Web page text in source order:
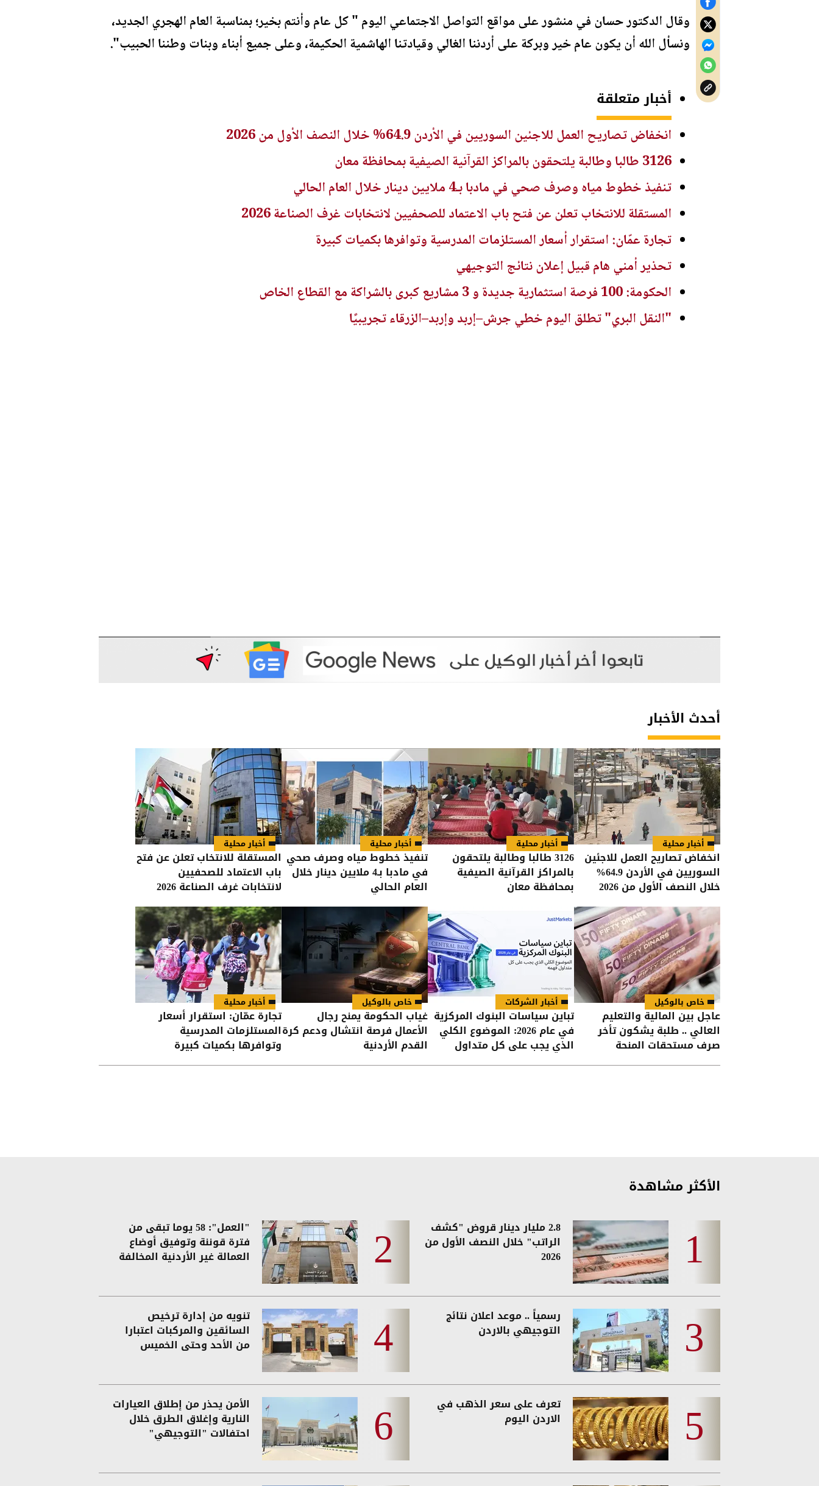
وقال الدكتور حسان في منشور على مواقع التواصل الاجتماعي اليوم " كل عام وأنتم بخير؛ بمناسبة العام الهجري الجديد،
ونسأل الله أن يكون عام خير وبركة على أردننا الغالي وقيادتنا الهاشمية الحكيمة، وعلى جميع أبناء وبنات وطننا الحبيب".
أخبار متعلقة
انخفاض تصاريح العمل للاجئين السوريين في الأردن 64.9% خلال النصف الأول من 2026
3126 طالبا وطالبة يلتحقون بالمراكز القرآنية الصيفية بمحافظة معان
تنفيذ خطوط مياه وصرف صحي في مادبا بـ4 ملايين دينار خلال العام الحالي
المستقلة للانتخاب تعلن عن فتح باب الاعتماد للصحفيين لانتخابات غرف الصناعة 2026
تجارة عمّان: استقرار أسعار المستلزمات المدرسية وتوافرها بكميات كبيرة
تحذير أمني هام قبيل إعلان نتائج التوجيهي
الحكومة: 100 فرصة استثمارية جديدة و 3 مشاريع كبرى بالشراكة مع القطاع الخاص
"النقل البري" تطلق اليوم خطي جرش–إربد وإربد–الزرقاء تجريبيًا
أحدث الأخبار
أخبار محلية
انخفاض تصاريح العمل للاجئين
السوريين في الأردن 64.9%
خلال النصف الأول من 2026
أخبار محلية
3126 طالبا وطالبة يلتحقون
بالمراكز القرآنية الصيفية
بمحافظة معان
أخبار محلية
تنفيذ خطوط مياه وصرف صحي
في مادبا بـ4 ملايين دينار خلال
العام الحالي
أخبار محلية
المستقلة للانتخاب تعلن عن فتح
باب الاعتماد للصحفيين
لانتخابات غرف الصناعة 2026
خاص بالوكيل
عاجل بين المالية والتعليم
العالي .. طلبة يشكون تأخر
صرف مستحقات المنحة
أخبار الشركات
تباين سياسات البنوك المركزية
في عام 2026: الموضوع الكلي
الذي يجب على كل متداول
فهمه
خاص بالوكيل
غياب الحكومة يمنح رجال
الأعمال فرصة انتشال ودعم كرة
القدم الأردنية
أخبار محلية
تجارة عمّان: استقرار أسعار
المستلزمات المدرسية
وتوافرها بكميات كبيرة
الأكثر مشاهدة
2.8 مليار دينار قروض "كشف
الراتب" خلال النصف الأول من
2026
"العمل": 58 يوما تبقى من
فترة قوننة وتوفيق أوضاع
العمالة غير الأردنية المخالفة
رسمياً .. موعد اعلان نتائج
التوجيهي بالاردن
تنويه من إدارة ترخيص
السائقين والمركبات اعتبارا
من الأحد وحتى الخميس
تعرف على سعر الذهب في
الاردن اليوم
الأمن يحذر من إطلاق العيارات
النارية وإغلاق الطرق خلال
احتفالات "التوجيهي"